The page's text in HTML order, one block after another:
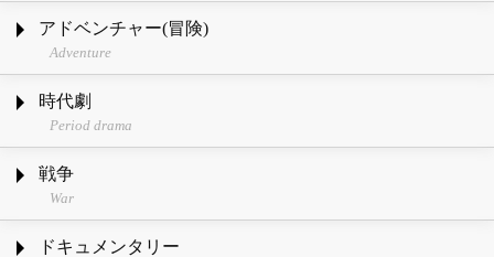
アドベンチャー(冒険)
Adventure
時代劇
Period drama
戦争
War
ドキュメンタリー